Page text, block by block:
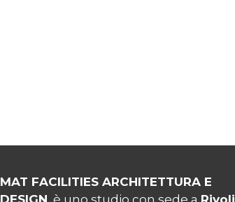
MAT FACILITIES ARCHITETTURA E
DESIGN è uno studio con sede a Rivoli